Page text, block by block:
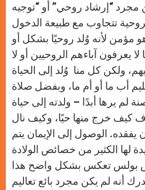
مجرد “إرشاد روحي” أو “توجيه
تتجاوب مع طبيعة الدخول
مؤمن لأنه وُلد روحيًا بشكل أو
لا يعرفون آباءهم الروحيين أو لا
ولكن كل منا وُلد إلى الحياة
أب ما أو أم ما، وبفضل صلاة
يرها أبدًا – ولدته إلى حياة
كيف خرج منها حيًا، وكيف نال
يفقده. الوصول إلى الإيمان يتم
لها الكثير من خصائص الولادة
بولس تعكس بشكل واضح هذا
أنه لم يكن مجرد بائع تعاليم